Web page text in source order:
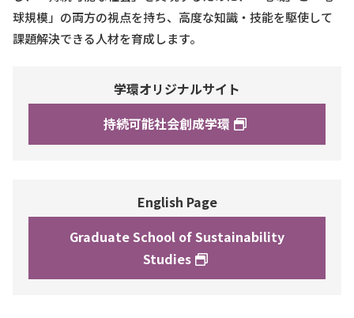
球規模」の両⽅の視点を持ち、高度な知識・技能を駆使して
課題解決できる人材を育成します。
学環オリジナルサイト
持続可能社会創成学環
English Page
Graduate School of Sustainability
Studies